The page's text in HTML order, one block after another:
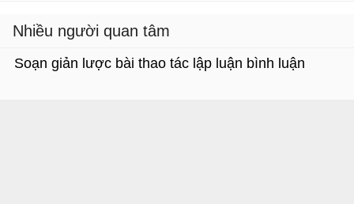
Nhiều người quan tâm
Soạn giản lược bài thao tác lập luận bình luận